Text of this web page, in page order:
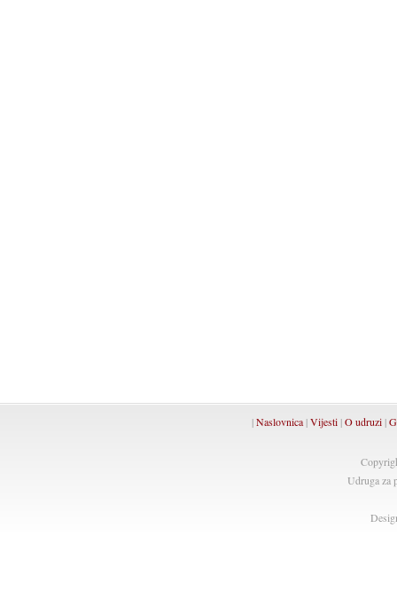
|Naslovnica |Vijesti |O udruzi |
Udruga za